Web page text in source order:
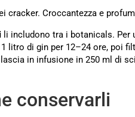
cracker. Croccantezza e
li includono tra i botanicals. Per
litro di gin per 12–24 ore, poi
in infusione in 250 ml di
conservarli